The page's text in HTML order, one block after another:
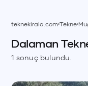
teknekirala.com Tekne
Dalaman
1 sonuç bulundu.